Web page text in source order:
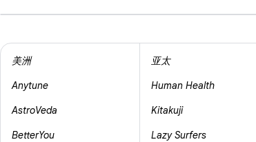
美洲
Anytune
AstroVeda
BetterYou
亚太
Human Health
Kitakuji
Lazy Surfers